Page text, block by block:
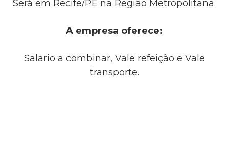
Será em Recife/PE na Região Metropolitana.
A empresa oferece:
Salario a combinar, Vale refeição e Vale
transporte.